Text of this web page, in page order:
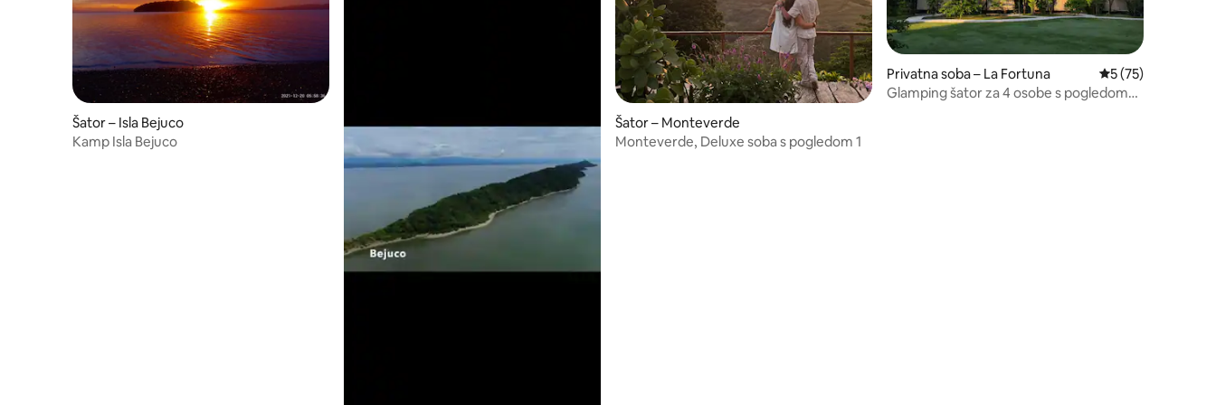
Šator – Isla Bejuco
Kamp Isla Bejuco
Šator – Monteverde
Monteverde, Deluxe soba s pogledom 1
Privatna soba – La Fortuna Prosječna ocjena:
5 (75)
Glamping šator za 4 osobe s pogledom